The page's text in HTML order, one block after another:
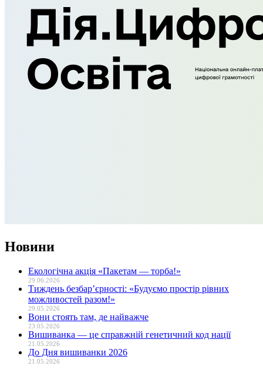
Новини
Екологічна акція «Пакетам — торба!»
29.06.2026
Тиждень безбар’єрності: «Будуємо простір рівних
можливостей разом!»
29.05.2026
Вони стоять там, де найважче
23.05.2026
Вишиванка — це справжній генетичний код нації
21.05.2026
До Дня вишиванки 2026
21.05.2026